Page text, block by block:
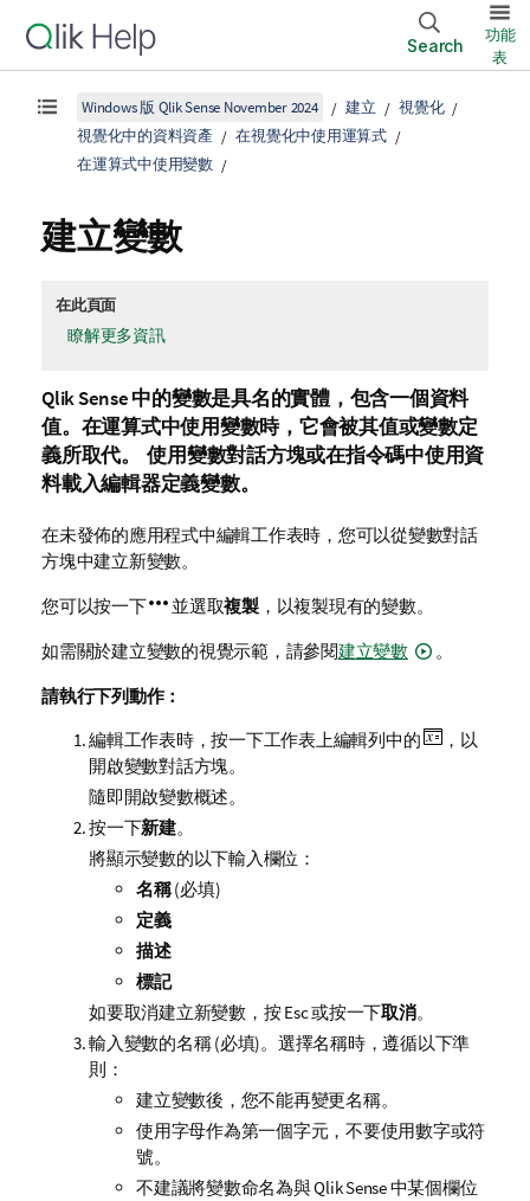
Search
功能
表
Windows 版 Qlik Sense November 2024 建立
視覺化
視覺化中的資料資產
在視覺化中使用運算式
在運算式中使用變數
建立變數
在此頁面
瞭解更多資訊
Qlik Sense中的變數是具名的實體，包含一個資料
值。在運算式中使用變數時，它會被其值或變數定
義所取代。 使用變數對話方塊或在指令碼中使用資
料載入編輯器定義變數。
在未發佈的應用程式中編輯工作表時，您可以從變數對話
方塊中建立新變數。
您可以按一下
並選取複製，以複製現有的變數。
如需關於建立變數的視覺示範，請參閱建立變數
。
請執行下列動作：
編輯工作表時，按一下工作表上編輯列中的
，以
開啟變數對話方塊。
隨即開啟變數概述。
按一下新建。
將顯示變數的以下輸入欄位：
名稱(必填)
定義
描述
標記
如要取消建立新變數，按 Esc 或按一下取消。
輸入變數的名稱 (必填)。選擇名稱時，遵循以下準
則：
建立變數後，您不能再變更名稱。
使用字母作為第一個字元，不要使用數字或符
號。
不建議將變數命名為與Qlik Sense中某個欄位